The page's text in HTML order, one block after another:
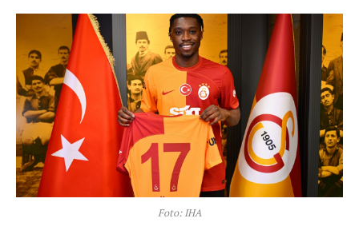
Foto: IHA